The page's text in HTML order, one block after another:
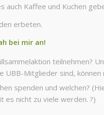
auch Kaffee und Kuchen
erbeten.
bei mir an!
teilnehmen?
UBB-Mitglieder sind,
spenden und welchen?
es nicht zu viele werden. ?)